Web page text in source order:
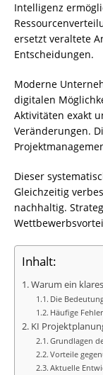
Intelligenz
ersetzt veraltete
Entscheidungen.
Moderne
digitalen
Aktivitäten exakt
Veränderungen.
Dieser
Gleichzeitig
nachhaltig.
Inhalt:
Warum ein
Die
Häufige
KI
Grundlagen
Vorteile
Aktuelle